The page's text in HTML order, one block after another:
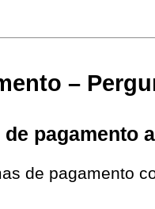
–
pagamento
de pagamento